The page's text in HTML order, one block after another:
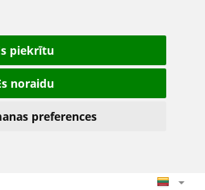
piekrītu
noraidu
preferences